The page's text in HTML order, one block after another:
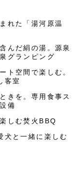
れた「湯河原温
んだ絹の湯。源泉
グランピング
ト空間で楽しむ。
客室
きを。専用食事ス
備
しむ焚火BBQ
犬と一緒に楽しむ